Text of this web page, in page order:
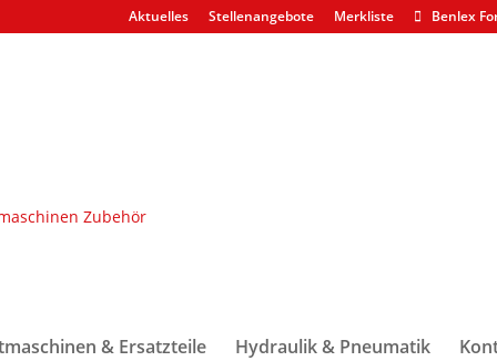
Aktuelles Stellenangebote Merkliste Benlex
& Ersatzteile Hydraulik & Pneumatik